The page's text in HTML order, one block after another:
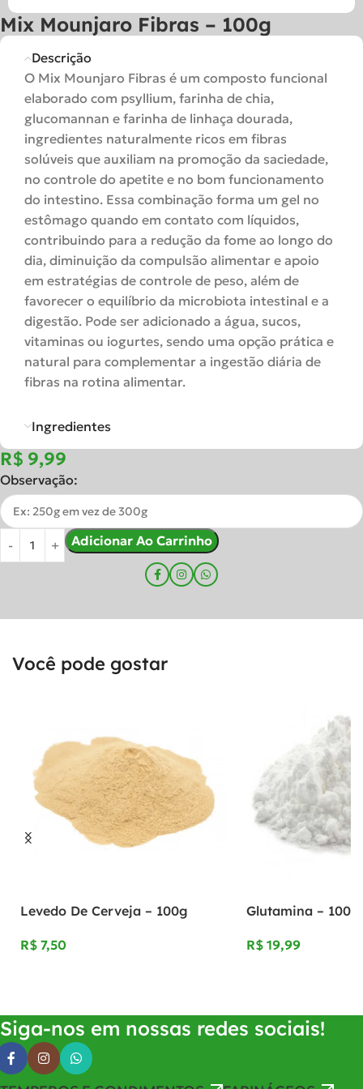
Mix Mounjaro Fibras – 100g
Descrição
O Mix Mounjaro Fibras é um composto funcional
elaborado com psyllium, farinha de chia,
glucomannan e farinha de linhaça dourada,
ingredientes naturalmente ricos em fibras
solúveis que auxiliam na promoção da saciedade,
no controle do apetite e no bom funcionamento
do intestino. Essa combinação forma um gel no
estômago quando em contato com líquidos,
contribuindo para a redução da fome ao longo do
dia, diminuição da compulsão alimentar e apoio
em estratégias de controle de peso, além de
favorecer o equilíbrio da microbiota intestinal e a
digestão. Pode ser adicionado a água, sucos,
vitaminas ou iogurtes, sendo uma opção prática e
natural para complementar a ingestão diária de
fibras na rotina alimentar.
Ingredientes
R$
Observação:
Adicionar Ao Carrinho
Você pode gostar
Levedo De Cerveja – 100g
R$
Glutamina – 100g
R$
Siga-nos em nossas redes sociais!